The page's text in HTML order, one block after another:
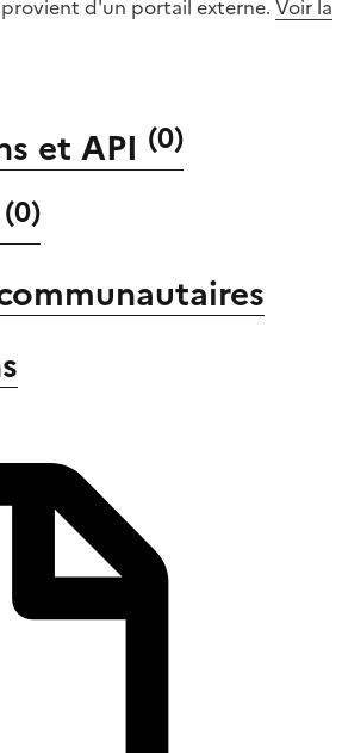
d'un portail externe. Voir la
et API (0)
(0)